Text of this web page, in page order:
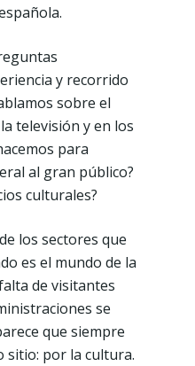
y recorrido
sobre el
televisión y en los
para
al gran público?
culturales?
los sectores que
es el mundo de la
de visitantes
se
que siempre
sitio: por la cultura.